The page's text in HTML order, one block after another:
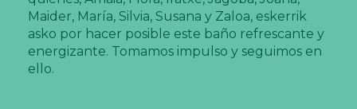
Maider, María, Silvia, Susana y Zaloa, eskerrik
asko por hacer posible este baño refrescante y
energizante. Tomamos impulso y seguimos en
ello.